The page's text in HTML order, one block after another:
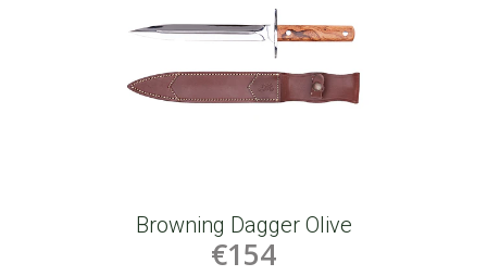
Browning Dagger Olive
€154